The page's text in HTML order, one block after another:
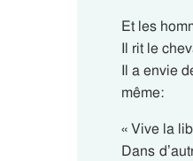
Et les
Il rit le
Il a envie
même:
« Vive la
Dans